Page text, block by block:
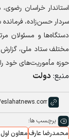
استاندار خراسان
سردار حسن‌زاده،
دستگاه‌ها و مسئولان
مختلف ستاد ملی، گزارش
حوزه مأموریت‌های خود را
منبع: دولت
برچسب ها:
محمدرضا عارفمعاون